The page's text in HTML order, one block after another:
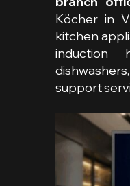
Köcher in
kitchen
induction
support